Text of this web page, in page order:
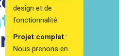
design et de
fonctionnalité.
Projet complet :
Nous prenons en